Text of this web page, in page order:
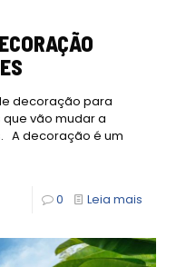
decoração para
vão mudar a
A decoração é um
0 Leia mais